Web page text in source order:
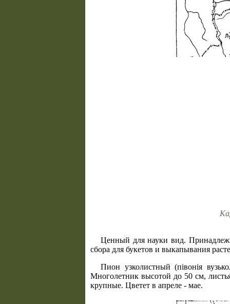
Ценный для науки вид.
сбора для букетов и выкапывания
Пион узколистный (пiвонiя
Многолетник высотой до 50 см,
крупные. Цветет в апреле - мае.